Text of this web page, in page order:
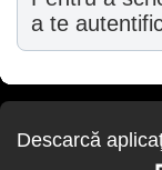
a te
Descarcă